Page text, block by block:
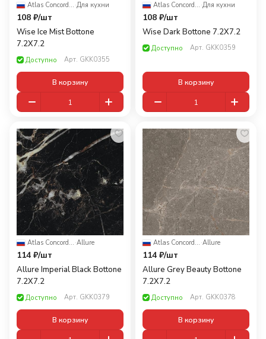
Atlas Concorde Russia ·Для кухни
108 ₽/шт
Wise Ice Mist Bottone
7.2X7.2
Доступно Арт. GKK0355
В корзину
Atlas Concorde Russia ·Для кухни
108 ₽/шт
Wise Dark Bottone 7.2X7.2
Доступно Арт. GKK0359
В корзину
Atlas Concorde Russia ·Allure
114 ₽/шт
Allure Imperial Black Bottone
7.2X7.2
Доступно Арт. GKK0379
В корзину
Atlas Concorde Russia ·Allure
114 ₽/шт
Allure Grey Beauty Bottone
7.2X7.2
Доступно Арт. GKK0378
В корзину